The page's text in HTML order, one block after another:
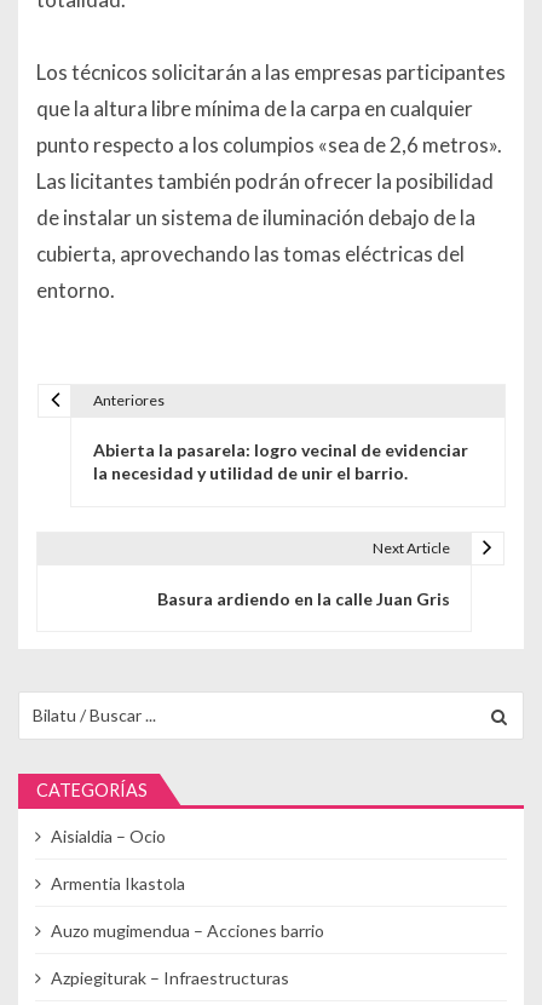
Los técnicos solicitarán a las empresas participantes
que la altura libre mínima de la carpa en cualquier
punto respecto a los columpios «sea de 2,6 metros».
Las licitantes también podrán ofrecer la posibilidad
de instalar un sistema de iluminación debajo de la
cubierta, aprovechando las tomas eléctricas del
entorno.
Anteriores
Abierta la pasarela: logro vecinal de evidenciar
la necesidad y utilidad de unir el barrio.
Next Article
Basura ardiendo en la calle Juan Gris
CATEGORÍAS
Aisialdia – Ocio
Armentia Ikastola
Auzo mugimendua – Acciones barrio
Azpiegiturak – Infraestructuras